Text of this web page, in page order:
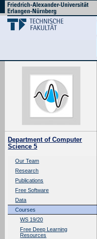
Department of Computer
Science 5
Our Team
Research
Publications
Free Software
Data
Courses
WS 19/20
Free Deep Learning
Resources